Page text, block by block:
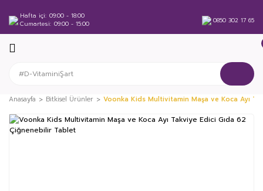
Hafta içi 09:00 - 18:00
Cumartesi 09:00 - 15:00 0850 302 17 65
Anasayfa Bitkisel Ürünler Voonka Kids Multivitamin Maşa ve Koca Ayı